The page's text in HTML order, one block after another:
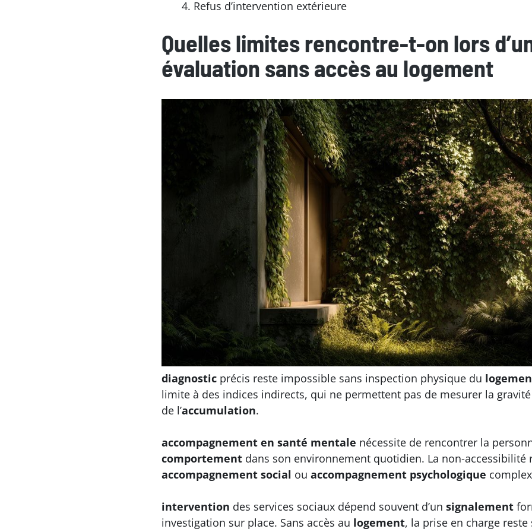
Refus d’intervention extérieure
Quelles limites rencontre-t-on lors
évaluation sans accès au logement
diagnostic précis reste impossible sans inspection physique du
limite à des indices indirects, qui ne permettent pas de mesurer la gravité
de l’accumulation.
accompagnement en santé mentale nécessite de rencontrer la
comportement dans son environnement quotidien. La non-accessibilité
accompagnement social ou accompagnement psychologique
intervention des services sociaux dépend souvent d’un signalement
investigation sur place. Sans accès au logement, la prise en charge